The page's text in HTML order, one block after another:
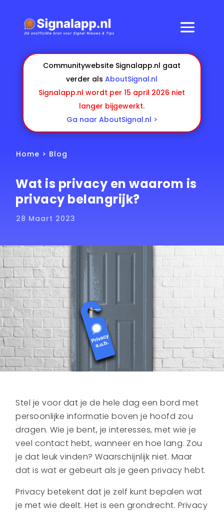
Communitywebsite Signalapp.nl gaat
verder alsAboutSignal.nl
Signalapp.nl wordt per 15 april 2026 niet
langer bijgewerkt.
Ga naar AboutSignal.nl >
Home > Blog
Wat is privacy en waarom is
privacy belangrijk?
28 Maart 2023
Stel je voor dat je de hele dag een bord met
persoonlijke informatie boven je hoofd zou
dragen. Wie je bent, je interesses, met wie je
veel contact hebt, wanneer en hoe lang. Zou
je dat leuk vinden? Waarschijnlijk niet. Maar
dat is wat er gebeurt als je geen privacy hebt.
Privacy betekent dat je zelf kunt bepalen wat
je met wie deelt. Het is een grondrecht. Privacy